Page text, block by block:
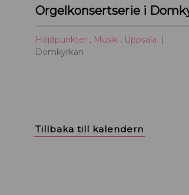
Höjdpunkter , Musik , Uppsala
Domkyrkan
Tillbaka till kalendern